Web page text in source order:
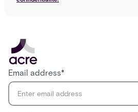
Email address*